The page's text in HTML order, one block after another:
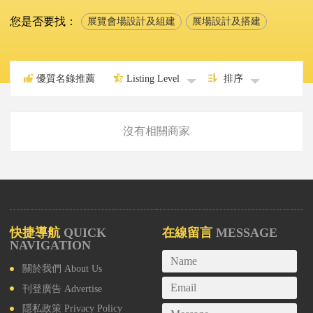
您是否要找： 展覽會場設計及組建 展場設計及搭建
優質名錄推薦 Listing Level 排序
沒有相關商家
快捷導航 QUICK
NAVIGATION
關於我們 About Us
刊登廣告 Advertise
隱私政策 Privacy Policy
在線留言 MESSAGE